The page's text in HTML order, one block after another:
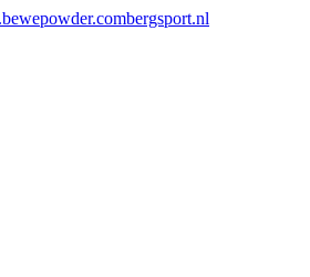
wepowder.combergsport.nl